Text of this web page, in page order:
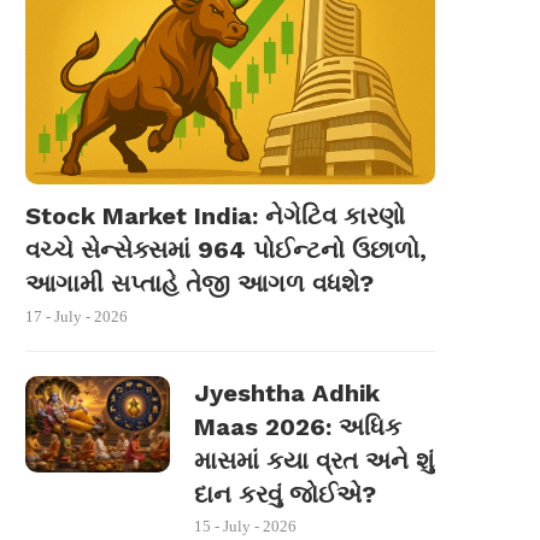
Stock Market India: નેગેટિવ કારણો
વચ્ચે સેન્સેક્સમાં 964 પોઈન્ટનો ઉછાળો,
આગામી સપ્તાહે તેજી આગળ વધશે?
17 - July - 2026
Jyeshtha Adhik
Maas 2026: અધિક
માસમાં કયા વ્રત અને શું
દાન કરવું જોઈએ?
15 - July - 2026